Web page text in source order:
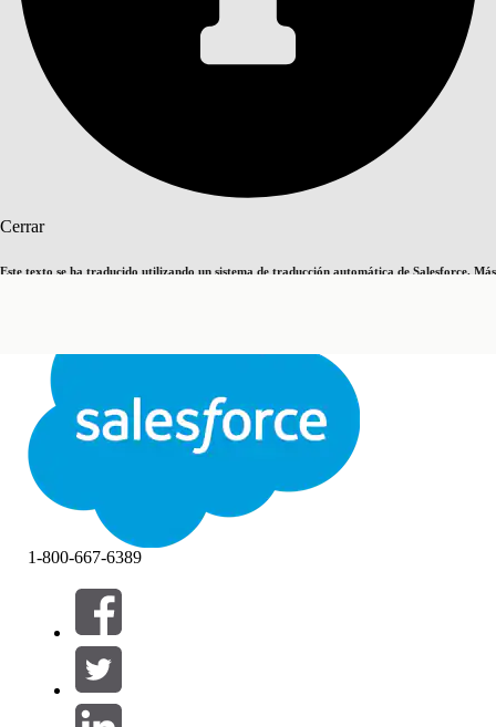
Cerrar
Este texto se ha traducido utilizando un sistema de traducción automática de Salesforce. Más
Cerrar Cerrar
Índice de materias
Buscar
Filtros (0)
SELECCIONAR FILTROS
Área de productos
1-800-667-6389